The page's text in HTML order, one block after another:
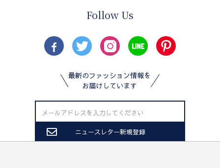
Follow Us
最新のファッション情報を
お届けしています